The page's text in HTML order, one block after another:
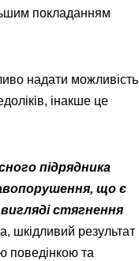
покладанням
надати можливість
інакше це
підрядника
що є
стягнення
шкідливий результат
поведінкою та